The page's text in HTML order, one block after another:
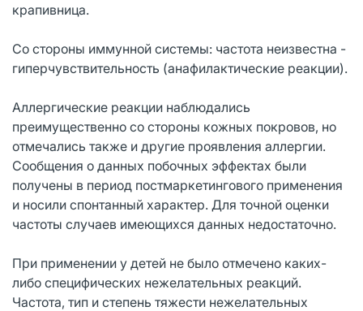
крапивница.
Со стороны иммунной системы: частота неизвестна -
гиперчувствительность (анафилактические реакции).
Аллергические реакции наблюдались
преимущественно со стороны кожных покровов, но
отмечались также и другие проявления аллергии.
Сообщения о данных побочных эффектах были
получены в период постмаркетингового применения
и носили спонтанный характер. Для точной оценки
частоты случаев имеющихся данных недостаточно.
При применении у детей не было отмечено каких-
либо специфических нежелательных реакций.
Частота, тип и степень тяжести нежелательных